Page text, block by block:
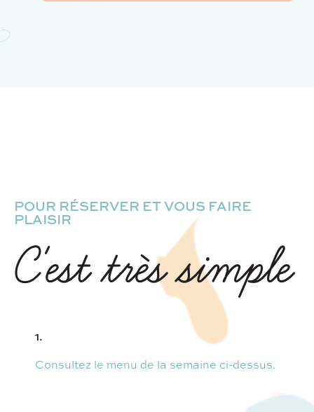
POUR RÉSERVER ET VOUS FAIRE
PLAISIR
C'est très simple
1.
Consultez le menu de la semaine ci-dessus.